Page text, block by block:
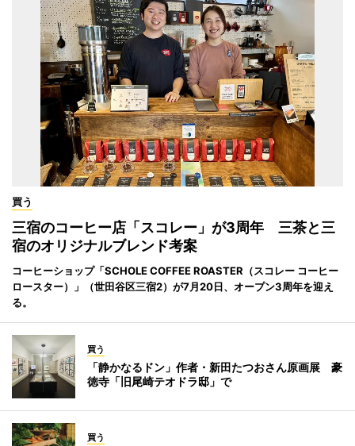
買う
三宿のコーヒー店「スコレー」が3周年 三茶と三
宿のオリジナルブレンド考案
コーヒーショップ「SCHOLE COFFEE ROASTER（スコレー コーヒー
ロースター）」（世田谷区三宿2）が7月20日、オープン3周年を迎え
る。
買う
「静かなるドン」作者・新田たつおさん原画展 豪
徳寺「旧尾崎テオドラ邸」で
買う